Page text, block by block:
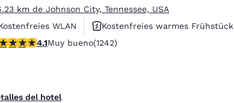
km de Johnson City, Tennessee, USA
WLAN
Kostenfreies warmes Frühstück
Haustierfreundlich
de 4.08 estrellas. Muy bueno. 1242 reseñas
4.1Muy bueno(1242)
del hotel